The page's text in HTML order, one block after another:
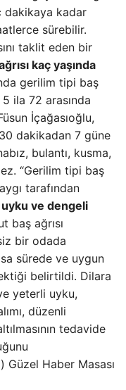
dakikaya kadar
sürebilir.
taklit eden bir
kaç yaşında
gerilim tipi baş
5 ila 72 arasında
İçağasıoğlu,
30 dakikadan 7 güne
bulantı, kusma,
“Gerilim tipi baş
tarafından
ve dengeli
baş ağrısı
bir odada
sürede ve uygun
belirtildi. Dilara
yeterli uyku,
düzenli
tedavide
Güzel Haber Masası